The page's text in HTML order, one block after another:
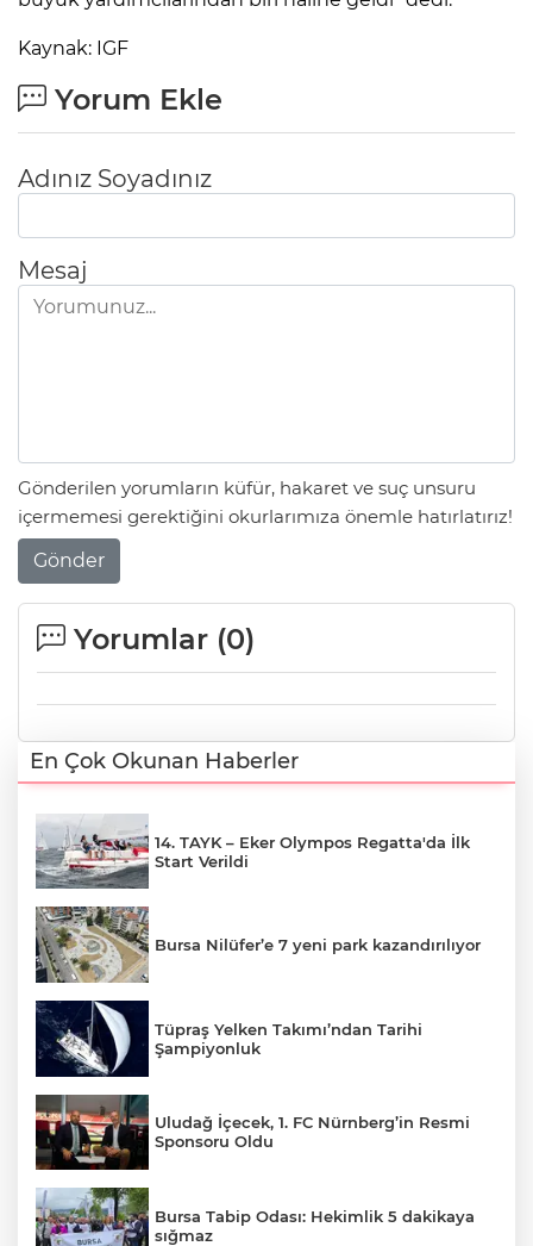
Kaynak: IGF
Yorum Ekle
Adınız Soyadınız
Mesaj
Gönderilen yorumların küfür, hakaret ve suç unsuru
içermemesi gerektiğini okurlarımıza önemle hatırlatırız!
Gönder
Yorumlar (0)
En Çok Okunan Haberler
14. TAYK – Eker Olympos Regatta'da İlk
Start Verildi
Bursa Nilüfer’e 7 yeni park kazandırılıyor
Tüpraş Yelken Takımı’ndan Tarihi
Şampiyonluk
Uludağ İçecek, 1. FC Nürnberg’in Resmi
Sponsoru Oldu
Bursa Tabip Odası: Hekimlik 5 dakikaya
sığmaz